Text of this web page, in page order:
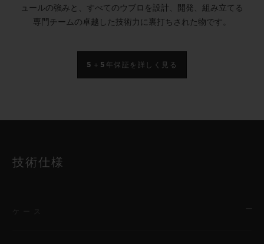
ュールの強みと、すべてのウブロを設計、開発、組み立てる
専門チームの卓越した技術力に裏打ちされた物です。
5＋5年保証を詳しく見る
技術仕様